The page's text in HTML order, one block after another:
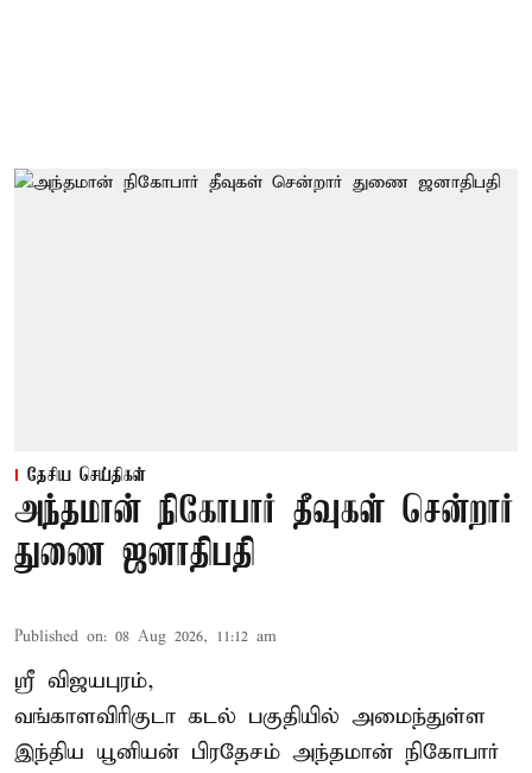
தேசிய செய்திகள்
அந்தமான் நிகோபார் தீவுகள் சென்றார்
துணை ஜனாதிபதி
Published on: 08 Aug 2026, 11:12 am
ஸ்ரீ விஜயபுரம்,
வங்காளவிரிகுடா கடல் பகுதியில் அமைந்துள்ள
இந்திய யூனியன் பிரதேசம் அந்தமான் நிகோபார்